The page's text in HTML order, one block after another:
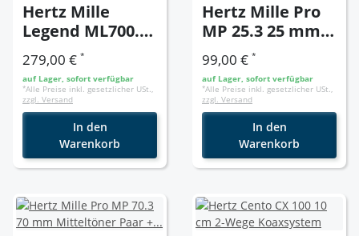
Hertz Mille
Legend ML700.3
70 mm
Mitteltöner Paar
279,00 € *
auf Lager, sofort verfügbar
*Alle Preise inkl. gesetzlicher USt.,
zzgl. Versand
In den
Warenkorb
Hertz Mille Pro
MP 25.3 25 mm
Neodym
Hochtöner Set
99,00 € *
auf Lager, sofort verfügbar
*Alle Preise inkl. gesetzlicher USt.,
zzgl. Versand
In den
Warenkorb